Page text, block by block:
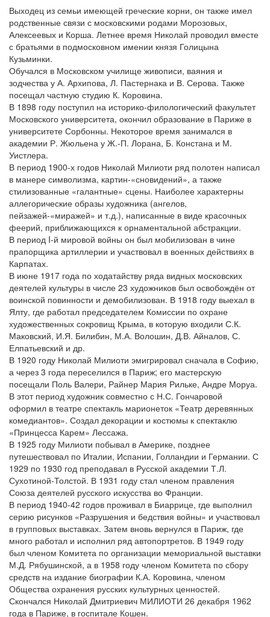
Выходец из семьи имеющей греческие корни, он также имел
родственные связи с московскими родами Морозовых,
Алексеевых и Корша. Летнее время Николай проводил вместе
с братьями в подмосковном имении князя Голицына
Кузьминки.
Обучался в Московском училище живописи, ваяния и
зодчества у А. Архипова, Л. Пастернака и В. Серова. Также
посещал частную студию К. Коровина.
В 1898 году поступил на историко-филологический факультет
Московского университета, окончил образование в Париже в
университете Сорбонны. Некоторое время занимался в
академии Р. Жюльена у Ж.-П. Лорана, Б. Констана и М.
Уистлера.
В период 1900-х годов Николай Милиоти ряд полотен написал
в манере символизма, картин-«сновидений», а также
стилизованные «галантные» сцены. Наиболее характерны
аллегорические образы художника (ангелов,
пейзажей-«миражей» и т.д.), написанные в виде красочных
феерий, приближающихся к орнаментальной абстракции.
В период I-й мировой войны он был мобилизован в чине
прапорщика артиллерии и участвовал в военных действиях в
Карпатах.
В июне 1917 года по ходатайству ряда видных московских
деятелей культуры в числе 23 художников был освобождён от
воинской повинности и демобилизован. В 1918 году выехал в
Ялту, где работал председателем Комиссии по охране
художественных сокровищ Крыма, в которую входили С.К.
Маковский, И.Я. Билибин, М.А. Волошин, Д.В. Айналов, С.
Елпатьевский и др.
В 1920 году Николай Милиоти эмигрировал сначала в Софию,
а через 3 года переселился в Париж; его мастерскую
посещали Поль Валери, Райнер Мария Рильке, Андре Моруа.
В этот период художник совместно с Н.С. Гончаровой
оформил в театре спектакль марионеток «Театр деревянных
комедиантов». Создал декорации и костюмы к спектаклю
«Принцесса Карем» Лессажа.
В 1925 году Милиоти побывал в Америке, позднее
путешествовал по Италии, Испании, Голландии и Германии. С
1929 по 1930 год преподавал в Русской академии Т.Л.
Сухотиной-Толстой. В 1931 году стал членом правления
Союза деятелей русского искусства во Франции.
В период 1940-42 годов проживал в Биаррице, где выполнил
серию рисунков «Разрушения и бедствия войны» и участвовал
в групповых выставках. Затем вновь вернулся в Париж, где
много работал и исполнил ряд автопортретов. В 1949 году
был членом Комитета по организации мемориальной выставки
М.Д. Рябушинской, а в 1958 году членом Комитета по сбору
средств на издание биографии К.А. Коровина, членом
Общества охранения русских культурных ценностей.
Скончался Николай Дмитриевич МИЛИОТИ 26 декабря 1962
года в Париже, в госпитале Кошен.